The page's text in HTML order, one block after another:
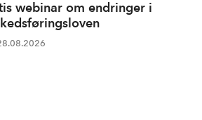
webinar om endringer i